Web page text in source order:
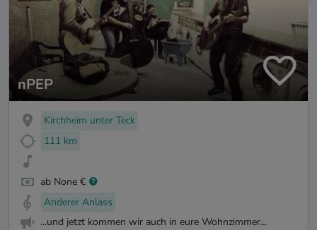
nPEP
Kirchheim unter Teck
111 km
ab None €
Anderer Anlass
...und jetzt kommen wir auch in eure Wohnzimmer...